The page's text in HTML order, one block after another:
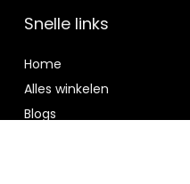
Snelle links
Home
Alles winkelen
Blogs